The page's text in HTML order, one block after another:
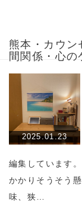
熊本・カウン
間関係・心の
2025.01.23
編集しています
かかりそうそう
味、狭…